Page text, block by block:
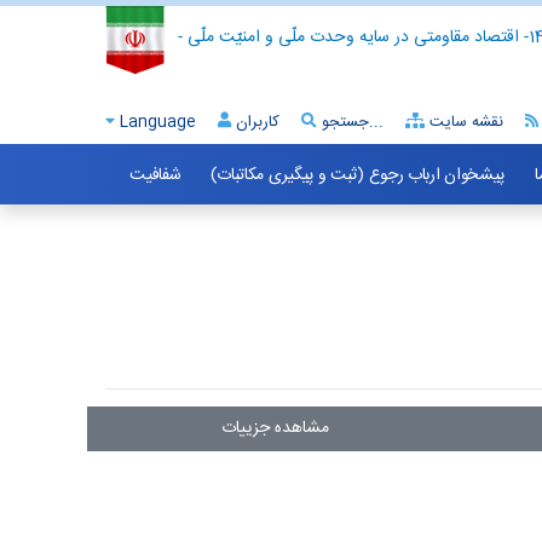
- اقتصاد مقاومتی در سایه وحدت ملّی و امنیّت ملّی -
Language کاربران جستجو... نقشه سایت
پیشخوان ارباب رجوع (ثبت و پیگیری مکاتبات) شفافیت
مشاهده جزییات